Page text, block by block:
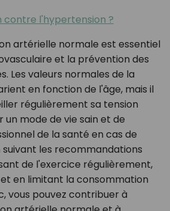
contre l'hypertension ?
artérielle normale est essentiel
et la prévention des
Les valeurs normales de la
en fonction de l'âge, mais il
régulièrement sa tension
mode de vie sain et de
de la santé en cas de
les recommandations
de l'exercice régulièrement,
en limitant la consommation
vous pouvez contribuer à